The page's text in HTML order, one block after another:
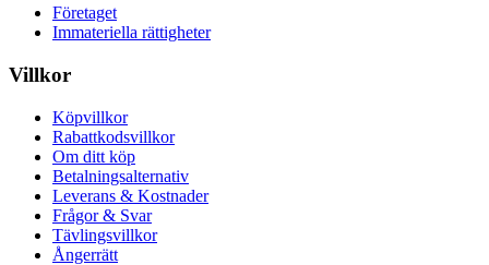
Företaget
Immateriella rättigheter
Villkor
Köpvillkor
Rabattkodsvillkor
Om ditt köp
Betalningsalternativ
Leverans & Kostnader
Frågor & Svar
Tävlingsvillkor
Ångerrätt